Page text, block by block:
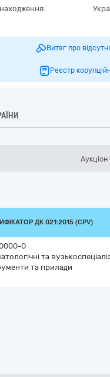
Витяг про
Реєстр
Аукціон
ДК 021:2015 (CPV)
0
та
та прилади